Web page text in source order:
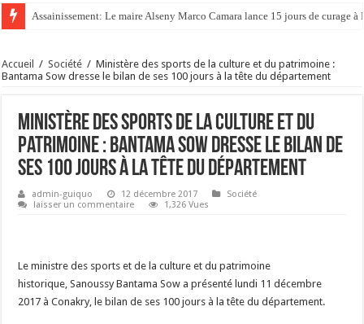
Assainissement: Le maire Alseny Marco Camara lance 15 jours de curage à
Accueil / Société / Ministère des sports de la culture et du patrimoine :
Bantama Sow dresse le bilan de ses 100 jours à la tête du département
Ministère des sports de la culture et du
patrimoine : Bantama Sow dresse le bilan de
ses 100 jours à la tête du département
admin-guiquo 12 décembre 2017
Société
laisser un commentaire
1,326 Vues
Le ministre des sports et de la culture et du patrimoine
historique, Sanoussy Bantama Sow a présenté lundi 11 décembre
2017 à Conakry, le bilan de ses 100 jours à la tête du département.